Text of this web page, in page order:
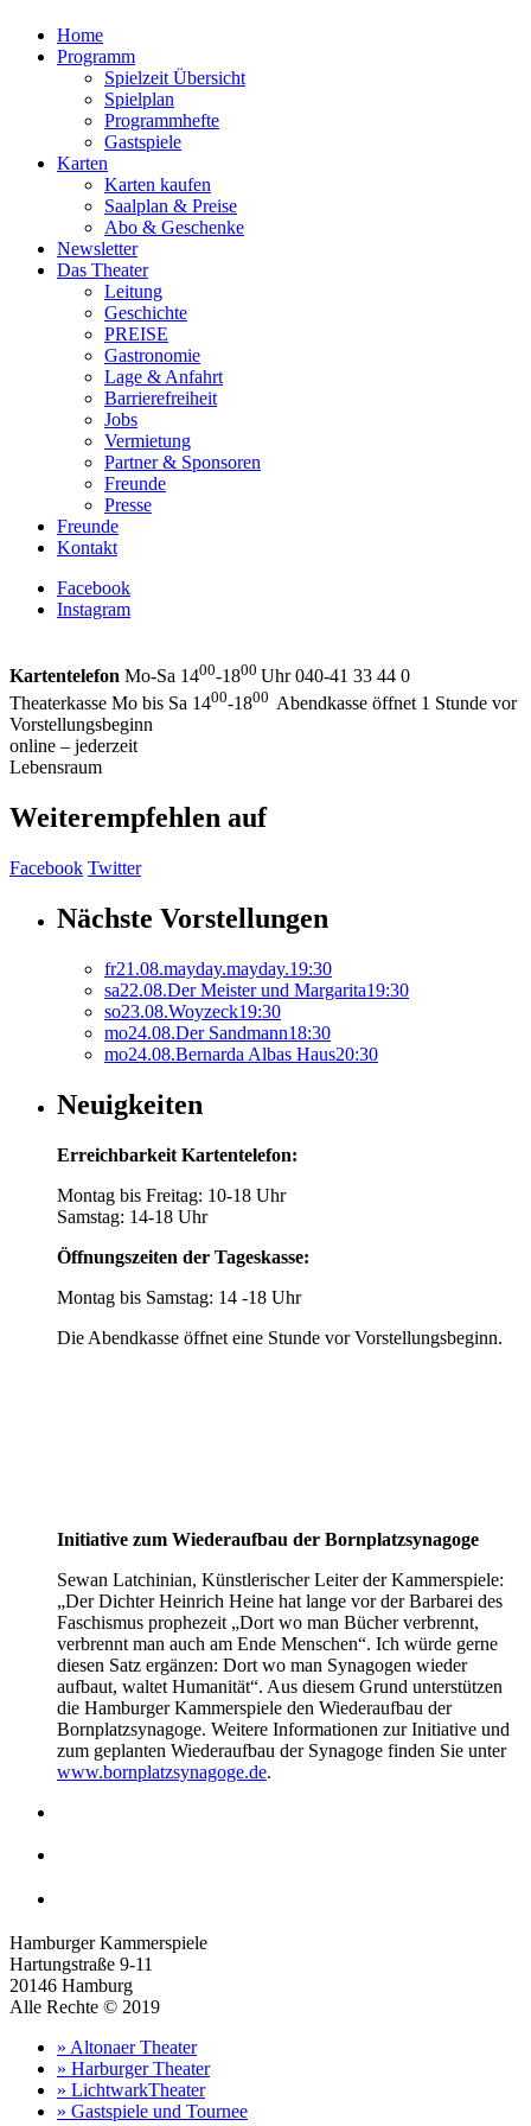
Home
Programm
Spielzeit Übersicht
Spielplan
Programmhefte
Gastspiele
Karten
Karten kaufen
Saalplan & Preise
Abo & Geschenke
Newsletter
Das Theater
Leitung
Geschichte
PREISE
Gastronomie
Lage & Anfahrt
Barrierefreiheit
Jobs
Vermietung
Partner & Sponsoren
Freunde
Presse
Freunde
Kontakt
Facebook
Instagram
Kartentelefon Mo-Sa 1400-1800 Uhr 040-41 33 44 0
Theaterkasse Mo bis Sa 1400-1800 Abendkasse öffnet 1 Stunde vor
Vorstellungsbeginn
online – jederzeit
Lebensraum
Weiterempfehlen auf
Facebook Twitter
Nächste Vorstellungen
fr21.08.mayday.mayday.19:30
sa22.08.Der Meister und Margarita19:30
so23.08.Woyzeck19:30
mo24.08.Der Sandmann18:30
mo24.08.Bernarda Albas Haus20:30
Neuigkeiten
Erreichbarkeit Kartentelefon:
Montag bis Freitag: 10-18 Uhr
Samstag: 14-18 Uhr
Öffnungszeiten der Tageskasse:
Montag bis Samstag: 14 -18 Uhr
Die Abendkasse öffnet eine Stunde vor Vorstellungsbeginn.
Initiative zum Wiederaufbau der Bornplatzsynagoge
Sewan Latchinian, Künstlerischer Leiter der Kammerspiele:
„Der Dichter Heinrich Heine hat lange vor der Barbarei des
Faschismus prophezeit „Dort wo man Bücher verbrennt,
verbrennt man auch am Ende Menschen“. Ich würde gerne
diesen Satz ergänzen: Dort wo man Synagogen wieder
aufbaut, waltet Humanität“. Aus diesem Grund unterstützen
die Hamburger Kammerspiele den Wiederaufbau der
Bornplatzsynagoge. Weitere Informationen zur Initiative und
zum geplanten Wiederaufbau der Synagoge finden Sie unter
www.bornplatzsynagoge.de.
Hamburger Kammerspiele
Hartungstraße 9-11
20146 Hamburg
Alle Rechte © 2019
» Altonaer Theater
» Harburger Theater
» LichtwarkTheater
» Gastspiele und Tournee